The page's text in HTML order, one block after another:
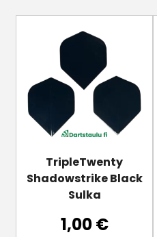
TripleTwenty
Shadowstrike Black
Sulka
1,00€